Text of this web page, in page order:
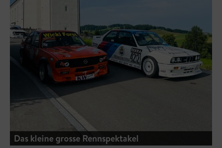
Das kleine grosse Rennspektakel